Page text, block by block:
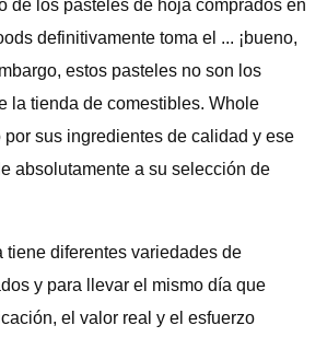
de los pasteles de hoja comprados en
definitivamente toma el ... ¡bueno,
estos pasteles no son los
la tienda de comestibles. Whole
por sus ingredientes de calidad y ese
absolutamente a su selección de
tiene diferentes variedades de
y para llevar el mismo día que
el valor real y el esfuerzo